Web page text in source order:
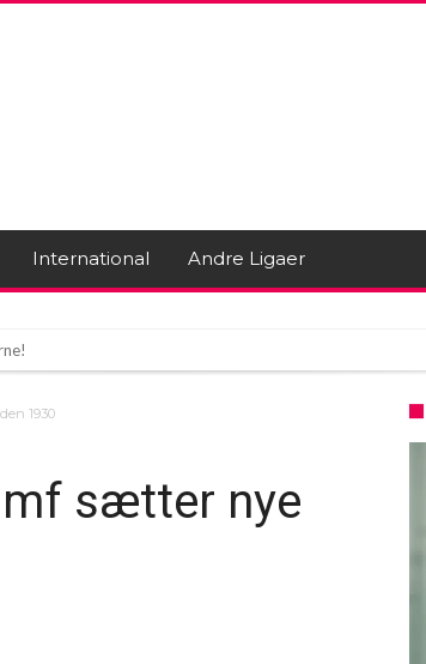
International Andre Ligaer
1930
sætter nye